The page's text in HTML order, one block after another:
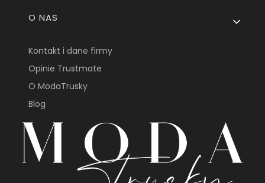
O NAS
Kontakt i dane firmy
Opinie Trustmate
O ModaTrusky
Blog